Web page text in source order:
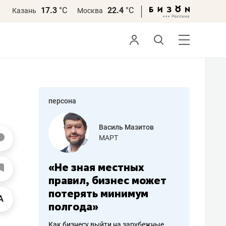
Казань 17.3 °С Москва 22.4 °С
персона
работа
Василь Мазитов
МАРТ
«Не зная местных
правил, бизнес может
потерять минимум
полгода»